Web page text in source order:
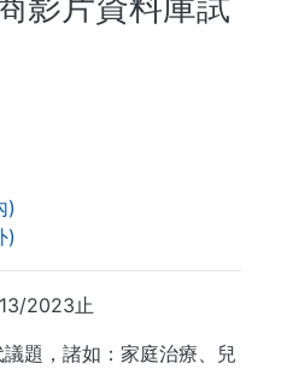
)
)
2023止
題，諸如：家庭治療、兒